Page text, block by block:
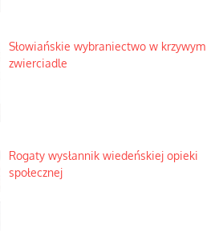
Słowiańskie wybraniectwo w krzywym
zwierciadle
Rogaty wysłannik wiedeńskiej opieki
społecznej